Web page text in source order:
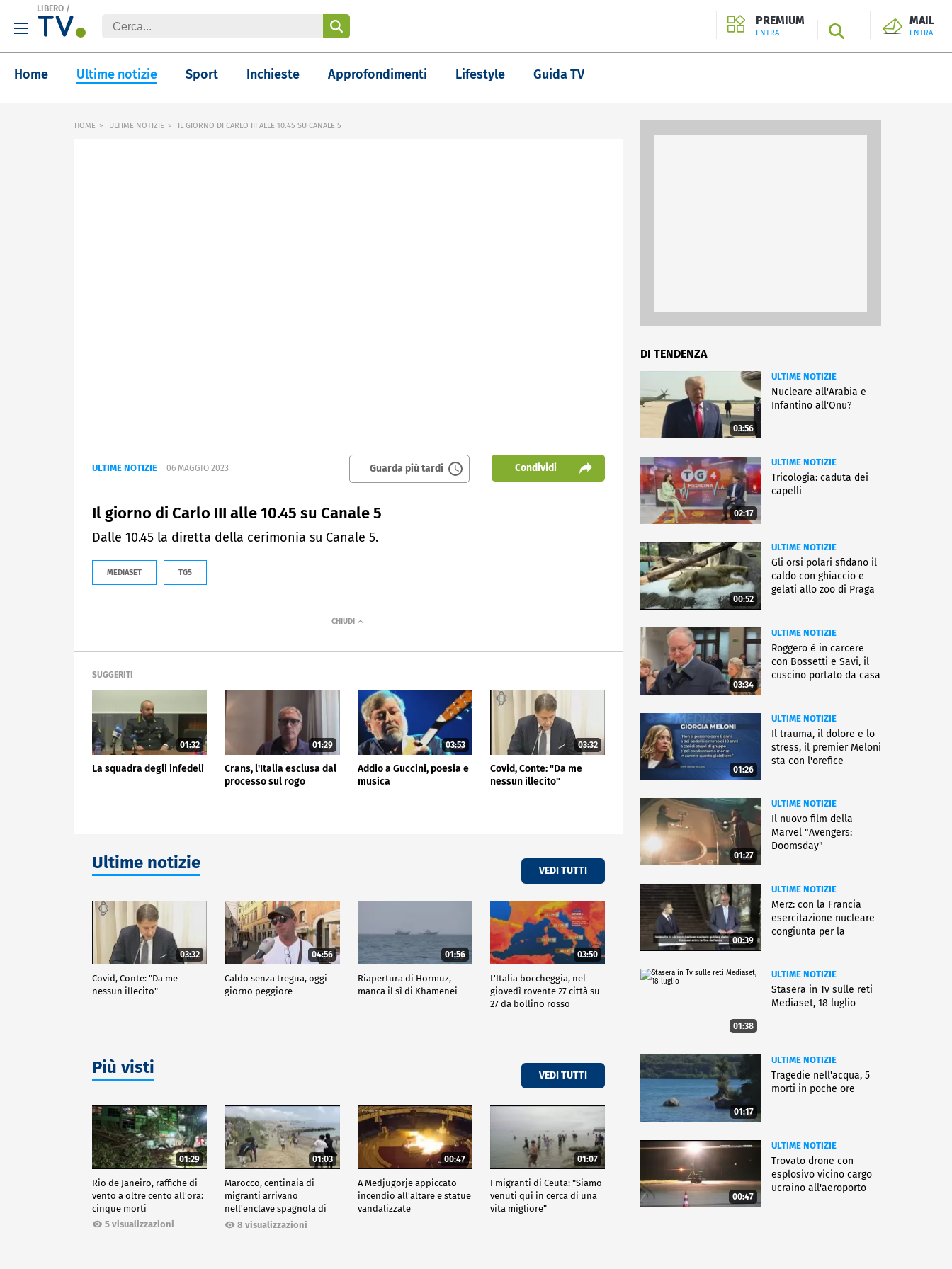
LIBERO /
PREMIUM
ENTRA SEARCH
MAIL
ENTRA
Home Ultime notizie Sport Inchieste Approfondimenti Lifestyle Guida TV
HOME ULTIME NOTIZIE IL GIORNO DI CARLO III ALLE 10.45 SU CANALE 5
ULTIME NOTIZIE 06 MAGGIO 2023 Guarda più tardi Condividi
Il giorno di Carlo III alle 10.45 su Canale 5
Dalle 10.45 la diretta della cerimonia su Canale 5.
MEDIASET TG5
SUGGERITI
01:32
La squadra degli infedeli
01:29
Crans, l'Italia esclusa dal
processo sul rogo
03:53
Addio a Guccini, poesia e
musica
03:32
Covid, Conte: "Da me
nessun illecito"
Ultime notizie VEDI TUTTI
03:32
Covid, Conte: "Da me
nessun illecito"
04:56
Caldo senza tregua, oggi
giorno peggiore
01:56
Riapertura di Hormuz,
manca il sì di Khamenei
03:50
L'Italia boccheggia, nel
giovedì rovente 27 città su
27 da bollino rosso
Più visti VEDI TUTTI
01:29
Rio de Janeiro, raffiche di
vento a oltre cento all'ora:
cinque morti
5 visualizzazioni
01:03
Marocco, centinaia di
migranti arrivano
nell'enclave spagnola di
Ceuta8 visualizzazioni
00:47
A Medjugorje appiccato
incendio all'altare e statue
vandalizzate
01:07
I migranti di Ceuta: "Siamo
venuti qui in cerca di una
vita migliore"
DI TENDENZA
03:56
ULTIME NOTIZIE
Nucleare all'Arabia e
Infantino all'Onu?
02:17
ULTIME NOTIZIE
Tricologia: caduta dei
capelli
00:52
ULTIME NOTIZIE
Gli orsi polari sfidano il
caldo con ghiaccio e
gelati allo zoo di Praga
03:34
ULTIME NOTIZIE
Roggero è in carcere
con Bossetti e Savi, il
cuscino portato da casa
01:26
ULTIME NOTIZIE
Il trauma, il dolore e lo
stress, il premier Meloni
sta con l'orefice
01:27
ULTIME NOTIZIE
Il nuovo film della
Marvel "Avengers:
Doomsday"
00:39
ULTIME NOTIZIE
Merz: con la Francia
esercitazione nucleare
congiunta per la
01:38
ULTIME NOTIZIE
Stasera in Tv sulle reti
Mediaset, 18 luglio
01:17
ULTIME NOTIZIE
Tragedie nell'acqua, 5
morti in poche ore
00:47
ULTIME NOTIZIE
Trovato drone con
esplosivo vicino cargo
ucraino all'aeroporto